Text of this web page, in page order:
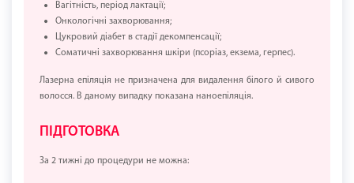
Вагітність, період лактації;
Онкологічні захворювання;
Цукровий діабет в стадії декомпенсації;
Соматичні захворювання шкіри (псоріаз, екзема, герпес).
Лазерна епіляція не призначена для видалення білого й сивого
волосся. В даному випадку показана наноепіляція.
ПІДГОТОВКА
За 2 тижні до процедури не можна: